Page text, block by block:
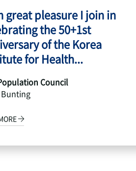
great pleasure I join in
the 50+1st
of the Korea
for Health...
Council